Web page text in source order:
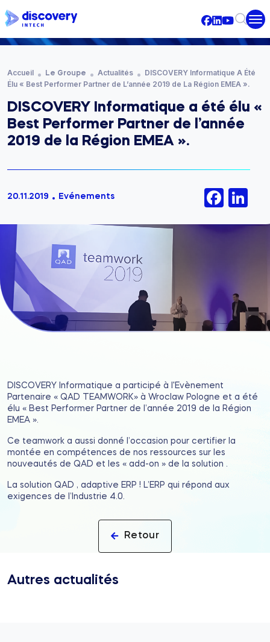
Fil d'Ariane
Accueil Le Groupe Actualités
DISCOVERY Informatique A Été
Élu « Best Performer Partner de L’année 2019 de La Région EMEA ».
DISCOVERY Informatique a été élu «
Best Performer Partner de l’année
2019 de la Région EMEA ».
20.11.2019 Evénements
Retour
DISCOVERY Informatique a participé à l'Evènement
Partenaire « QAD TEAMWORK» à Wroclaw Pologne et a été
élu « Best Performer Partner de l’année 2019 de la Région
EMEA ».
Ce teamwork a aussi donné l’occasion pour certifier la
montée en compétences de nos ressources sur les
nouveautés de QAD et les « add-on » de la solution .
La solution QAD , adaptive ERP ! L’ERP qui répond aux
exigences de l’Industrie 4.0.
Autres actualités